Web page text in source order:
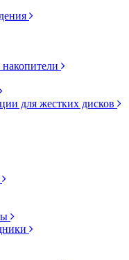
для жестких дисков